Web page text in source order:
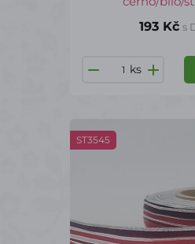
193 Kč s
ks
ST3545